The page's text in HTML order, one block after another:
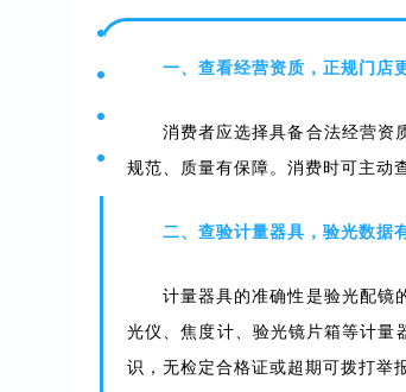
一、查看经营资质，正规门店
消费者应选择具备合法经营资
规范、质量有保障。消费时可主动
二、查验计量器具，验光数据
计量器具的准确性是验光配镜
光仪、焦度计、验光镜片箱等计量
识，无检定合格证或超期可拨打举